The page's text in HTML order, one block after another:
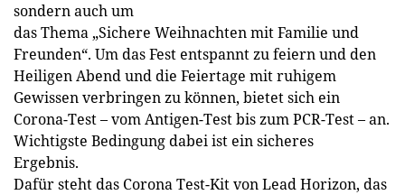
sondern auch um
das Thema „Sichere Weihnachten mit Familie und
Freunden“. Um das Fest entspannt zu feiern und den
Heiligen Abend und die Feiertage mit ruhigem
Gewissen verbringen zu können, bietet sich ein
Corona-Test – vom Antigen-Test bis zum PCR-Test – an.
Wichtigste Bedingung dabei ist ein sicheres
Ergebnis.
Dafür steht das Corona Test-Kit von Lead Horizon, das